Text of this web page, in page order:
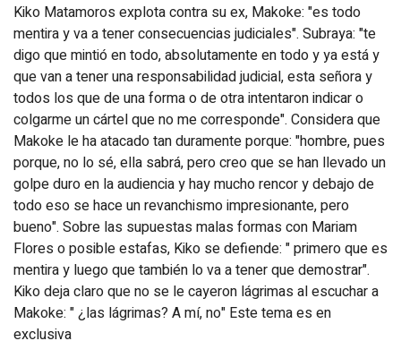
Kiko Matamoros explota contra su ex, Makoke: "es todo
mentira y va a tener consecuencias judiciales". Subraya: "te
digo que mintió en todo, absolutamente en todo y ya está y
que van a tener una responsabilidad judicial, esta señora y
todos los que de una forma o de otra intentaron indicar o
colgarme un cártel que no me corresponde". Considera que
Makoke le ha atacado tan duramente porque: "hombre, pues
porque, no lo sé, ella sabrá, pero creo que se han llevado un
golpe duro en la audiencia y hay mucho rencor y debajo de
todo eso se hace un revanchismo impresionante, pero
bueno". Sobre las supuestas malas formas con Mariam
Flores o posible estafas, Kiko se defiende: " primero que es
mentira y luego que también lo va a tener que demostrar".
Kiko deja claro que no se le cayeron lágrimas al escuchar a
Makoke: " ¿las lágrimas? A mí, no" Este tema es en
exclusiva